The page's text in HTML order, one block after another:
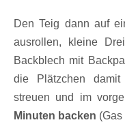
Den Teig dann auf
ausrollen, kleine
Backblech mit
die Plätzchen damit
streuen und im
Minuten backen (Gas